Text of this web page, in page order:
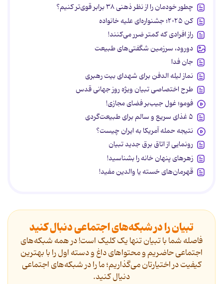
چطور خودمان را از نظر ذهنی ۳۸ برابر قوی‌تر کنیم؟
کن ۲۰۲۵؛ جشنواره‌ای علیه خانواده
راز افرادی که کمتر ضرر می‌کنند!
دورود، سرزمین شگفتی‌های طبیعت
جان فدا
نماز لیله الدفن برای شهدای بیت رهبری
طرح اختصاصی تبیان ویژه روز جهانی قدس
فومو؛ غول جیب‌بر فضای مجازی!
۵ غذای سریع و سالم برای طبیعت‌گردی
نتیجه حمله آمریکا به ایران چیست؟
رونمایی از اتاق برق جدید تبیان
زهرهای پنهان خانه را بشناسید!
قهرمان‌های خسته یا والدین مفید!
تبیان را در شبکه‌های اجتماعی دنبال کنید
فاصله شما با تبیان تنها یک کلیک است! در همه شبکه‌های
اجتماعی حاضریم و محتواهای داغ و دسته اول را با بهترین
کیفیت در اختیارتان می‌گذاریم؛ ما را در شبکه‌های اجتماعی
دنیال کنید.